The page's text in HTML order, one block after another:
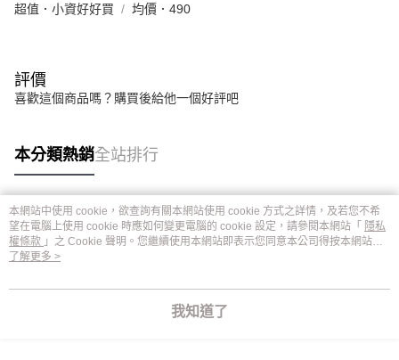
超值．小資好好買 均價．490
評價
喜歡這個商品嗎？購買後給他一個好評吧
本分類熱銷全站排行
熱門標籤
本網站中使用 cookie，欲查詢有關本網站使用 cookie 方式之詳情，及若您不希
望在電腦上使用 cookie 時應如何變更電腦的 cookie 設定，請參閱本網站「 隱私
權條款 」之 Cookie 聲明。您繼續使用本網站即表示您同意本公司得按本網站使
用條款之 Cookie 聲明使用 cookie。
了解更多 >
我知道了